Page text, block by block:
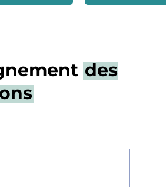
des